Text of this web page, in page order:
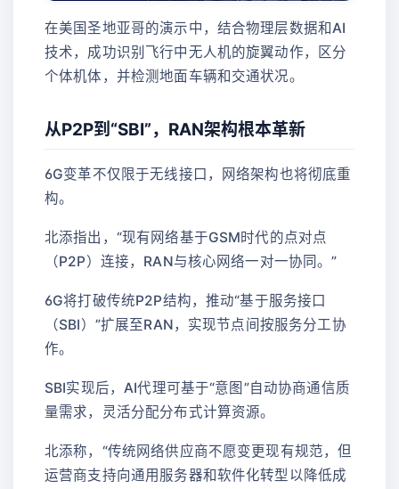
在美国圣地亚哥的演示中，结合物理层数据和AI
技术，成功识别飞行中无人机的旋翼动作，区分
个体机体，并检测地面车辆和交通状况。
从P2P到“SBI”，RAN架构根本革新
6G变革不仅限于无线接口，网络架构也将彻底重
构。
北添指出，“现有网络基于GSM时代的点对点
（P2P）连接，RAN与核心网络一对一协同。”
6G将打破传统P2P结构，推动“基于服务接口
（SBI）”扩展至RAN，实现节点间按服务分工协
作。
SBI实现后，AI代理可基于“意图”自动协商通信质
量需求，灵活分配分布式计算资源。
北添称，“传统网络供应商不愿变更现有规范，但
运营商支持向通用服务器和软件化转型以降低成